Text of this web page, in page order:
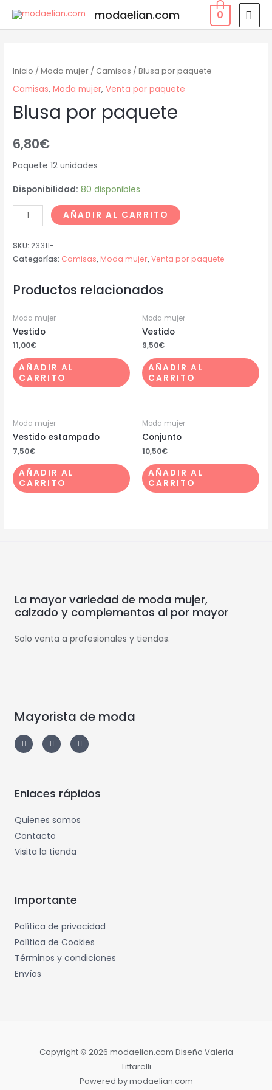
modaelian.com 0
Inicio /Moda mujer / Camisas / Blusa por paquete
Camisas,Moda mujer,Venta por paquete
Blusa por paquete
6,80€
Paquete 12 unidades
Disponibilidad: 80 disponibles
AÑADIR AL CARRITO
SKU:23311-
Categorías: Camisas, Moda mujer,Venta por paquete
Productos relacionados
Moda mujer
Vestido
11,00€
AÑADIR AL
CARRITO
Moda mujer
Vestido
9,50€
AÑADIR AL
CARRITO
Moda mujer
Vestido estampado
7,50€
AÑADIR AL
CARRITO
Moda mujer
Conjunto
10,50€
AÑADIR AL
CARRITO
La mayor variedad de moda mujer,
calzado y complementos al por mayor
Solo venta a profesionales y tiendas.
Mayorista de moda
Enlaces rápidos
Quienes somos
Contacto
Visita la tienda
Importante
Política de privacidad
Política de Cookies
Términos y condiciones
Envíos
Copyright © 2026 modaelian.com Diseño Valeria
Tittarelli
Powered by modaelian.com